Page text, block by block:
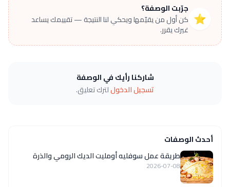
⭐
جرّبت الوصفة؟
كن أول من يقيّمها ويحكي لنا النتيجة — تقييمك يساعد
غيرك يقرر.
شاركنا رأيك في الوصفة
تسجيل الدخوللترك تعليق.
أحدث الوصفات
طريقة عمل سوفليه أومليت الديك الرومي والذرة
2026-07-08